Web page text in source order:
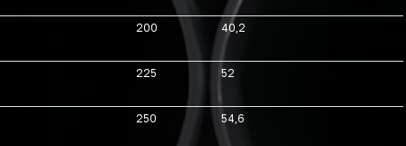
200 40,2
225 52
250 54,6